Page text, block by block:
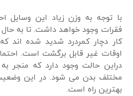
با توجه به وزن زیاد این
فقرات وجود خواهد داشت. تا به حال
کار دچار کمردرد شدید شده اند
اوقات غیر قابل برگشت است.
دراین حالت وجود دارد که
مختلف بدن می شود. در این
بهترین راه است.